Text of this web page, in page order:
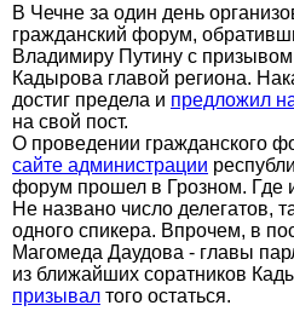
В Чечне за один день
гражданский форум,
Владимиру Путину с
Кадырова главой региона.
достиг предела и предложил
на свой пост.
О проведении гражданского
сайте администрации
форум прошел в Грозном. Где
Не названо число делегатов,
одного спикера. Впрочем, в
Магомеда Даудова - главы
из ближайших соратников
призывал того остаться.